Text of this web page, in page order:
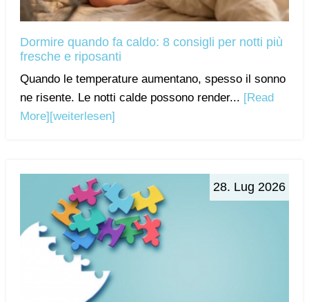
Dormire quando fa caldo: 8 consigli per notti più
fresche e riposanti
Quando le temperature aumentano, spesso il sonno
ne risente. Le notti calde possono render... [Read
More] [weiterlesen]
28. Lug 2026